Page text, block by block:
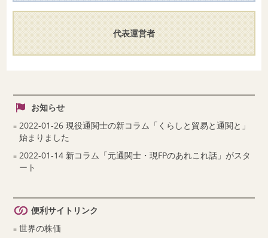
代表運営者
お知らせ
2022-01-26 現役通関士の新コラム「くらしと貿易と通関と」
始まりました
2022-01-14 新コラム「元通関士・現FPのあれこれ話」がスタ
ート
便利サイトリンク
世界の株価